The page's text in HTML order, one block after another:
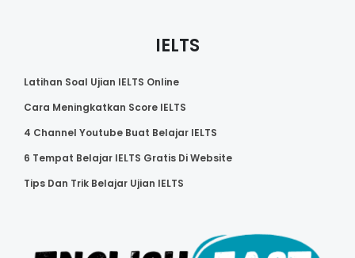
IELTS
Latihan Soal Ujian IELTS Online
Cara Meningkatkan Score IELTS
4 Channel Youtube Buat Belajar IELTS
6 Tempat Belajar IELTS Gratis Di Website
Tips Dan Trik Belajar Ujian IELTS